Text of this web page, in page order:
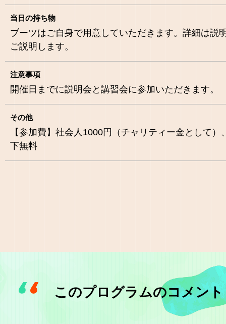
当日の持ち物
ブーツはご自身で用意していただきます。詳細は説
ご説明します。
注意事項
開催日までに説明会と講習会に参加いただきます。
その他
【参加費】社会人1000円（チャリティー金として）
下無料
このプログラムのコメント